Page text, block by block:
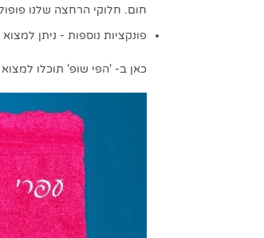
חום. חלוקי הרחצה שלנו
פונקציות נוספות - ניתן
כאן ב- 'הפי שופ' תוכלו